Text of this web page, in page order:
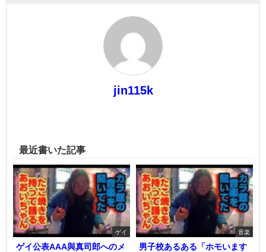
jin115k
最近書いた記事
ゲイ
ゲイ公表AAA與真司郎へのメ
音楽
男子校あるある「ホモいます